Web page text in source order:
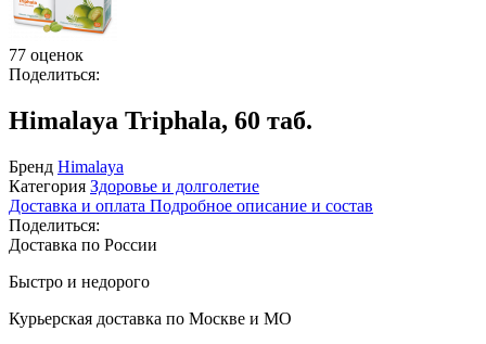
77 оценок
Поделиться:
Himalaya Triphala, 60 таб.
Бренд Himalaya
Категория Здоровье и долголетие
Доставка и оплата Подробное описание и состав
Поделиться:
Доставка по России
Быстро и недорого
Курьерская доставка по Москве и МО